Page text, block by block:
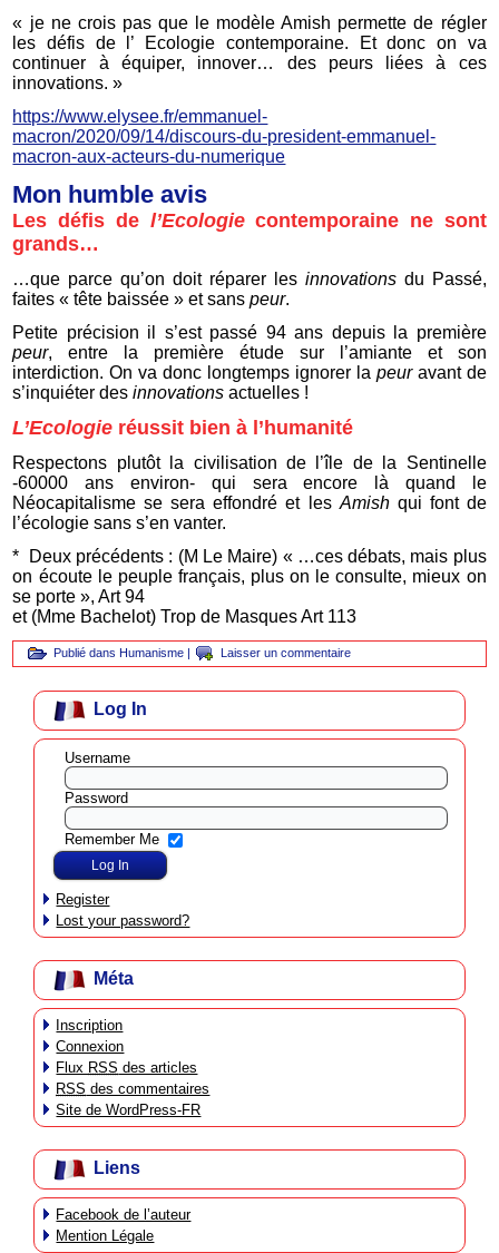
« je ne crois pas que le modèle Amish permette de régler
les défis de l’ Ecologie contemporaine. Et donc on va
continuer à équiper, innover… des peurs liées à ces
innovations. »
https://www.elysee.fr/emmanuel-
macron/2020/09/14/discours-du-president-emmanuel-
macron-aux-acteurs-du-numerique
Mon humble avis
Les défis de l’Ecologiecontemporaine ne sont
grands…
…que parce qu’on doit réparer les innovationsdu Passé,
faites « tête baissée » et sanspeur.
Petite précision il s’est passé 94 ans depuis la première
peur, entre la première étude sur l’amiante et son
interdiction. On va donc longtemps ignorer la peuravant de
s’inquiéter desinnovations actuelles !
L’Ecologie réussit bien à l’humanité
Respectons plutôt la civilisation de l’île de la Sentinelle
-60000 ans environ- qui sera encore là quand le
Néocapitalisme se sera effondré et les Amishqui font de
l’écologie sans s’en vanter.
* Deux précédents : (M Le Maire) « …ces débats, mais plus
on écoute le peuple français, plus on le consulte, mieux on
se porte », Art 94
et (Mme Bachelot) Trop de Masques Art 113
Publié dans Humanisme | Laisser un commentaire
Log In
Username
Password
Remember Me
Register
Lost your password?
Méta
Inscription
Connexion
Flux RSS des articles
RSS des commentaires
Site de WordPress-FR
Liens
Facebook de l’auteur
Mention Légale